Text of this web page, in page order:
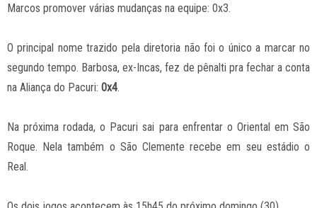
Marcos promover várias mudanças na equipe: 0x3.
O principal nome trazido pela diretoria não foi o único a marcar no
segundo tempo. Barbosa, ex-Incas, fez de pênalti pra fechar a conta
na Aliança do Pacuri: 0x4.
Na próxima rodada, o Pacuri sai para enfrentar o Oriental em São
Roque. Nela também o São Clemente recebe em seu estádio o
Real.